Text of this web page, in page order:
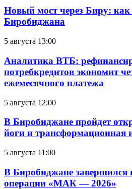
Новый мост через Биру: как
Биробиджана
5 августа 13:00
Аналитика ВТБ:
потребкредитов экономит
ежемесячного платежа
5 августа 12:00
В Биробиджане пройдет
йоги и трансформационная
5 августа 11:00
В Биробиджане завершился
операции «МАК — 2026»